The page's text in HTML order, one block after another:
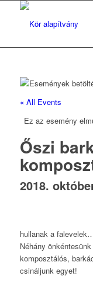
« All Events
Ez az esemény
Őszi
2018.
hullanak a
Néhány
komposztálós,
csináljunk egyet!